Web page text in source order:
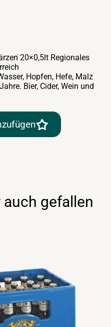
20×0,5lt Regionales
Hopfen, Hefe, Malz
Bier, Cider, Wein und
gefallen